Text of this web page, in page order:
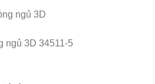
ngủ 3D 34511-5